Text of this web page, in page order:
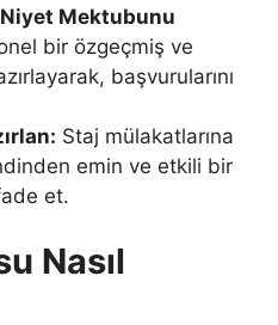
Mektubunu
bir özgeçmiş ve
başvurularını
Staj mülakatlarına
emin ve etkili bir
et.
Nasıl